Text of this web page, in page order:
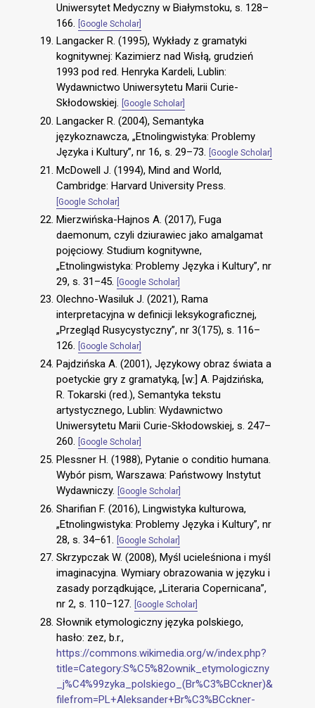
Uniwersytet Medyczny w Białymstoku, s. 128–
166.
[Google Scholar]
Langacker R. (1995), Wykłady z gramatyki
kognitywnej: Kazimierz nad Wisłą, grudzień
1993 pod red. Henryka Kardeli, Lublin:
Wydawnictwo Uniwersytetu Marii Curie-
Skłodowskiej.
[Google Scholar]
Langacker R. (2004), Semantyka
językoznawcza, „Etnolingwistyka: Problemy
Języka i Kultury”, nr 16, s. 29–73.
[Google Scholar]
McDowell J. (1994), Mind and World,
Cambridge: Harvard University Press.
[Google Scholar]
Mierzwińska-Hajnos A. (2017), Fuga
daemonum, czyli dziurawiec jako amalgamat
pojęciowy. Studium kognitywne,
„Etnolingwistyka: Problemy Języka i Kultury”, nr
29, s. 31–45.
[Google Scholar]
Olechno-Wasiluk J. (2021), Rama
interpretacyjna w definicji leksykograficznej,
„Przegląd Rusycystyczny”, nr 3(175), s. 116–
126.
[Google Scholar]
Pajdzińska A. (2001), Językowy obraz świata a
poetyckie gry z gramatyką, [w:] A. Pajdzińska,
R. Tokarski (red.), Semantyka tekstu
artystycznego, Lublin: Wydawnictwo
Uniwersytetu Marii Curie-Skłodowskiej, s. 247–
260.
[Google Scholar]
Plessner H. (1988), Pytanie o conditio humana.
Wybór pism, Warszawa: Państwowy Instytut
Wydawniczy.
[Google Scholar]
Sharifian F. (2016), Lingwistyka kulturowa,
„Etnolingwistyka: Problemy Języka i Kultury”, nr
28, s. 34–61.
[Google Scholar]
Skrzypczak W. (2008), Myśl ucieleśniona i myśl
imaginacyjna. Wymiary obrazowania w języku i
zasady porządkujące, „Literaria Copernicana”,
nr 2, s. 110–127.
[Google Scholar]
Słownik etymologiczny języka polskiego,
hasło: zez, b.r.,
https://commons.wikimedia.org/w/index.php?
title=Category:S%C5%82ownik_etymologiczny
_j%C4%99zyka_polskiego_(Br%C3%BCckner)&
filefrom=PL+Aleksander+Br%C3%BCckner-